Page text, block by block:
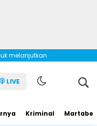
melanjutkan
LIVE
Kriminal Martabe